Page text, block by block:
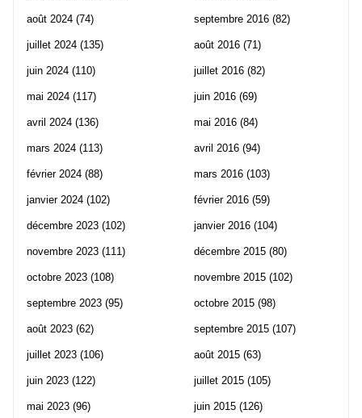
août 2024 (74)
juillet 2024 (135)
juin 2024 (110)
mai 2024 (117)
avril 2024 (136)
mars 2024 (113)
février 2024 (88)
janvier 2024 (102)
décembre 2023 (102)
novembre 2023 (111)
octobre 2023 (108)
septembre 2023 (95)
août 2023 (62)
juillet 2023 (106)
juin 2023 (122)
mai 2023 (96)
septembre 2016 (82)
août 2016 (71)
juillet 2016 (82)
juin 2016 (69)
mai 2016 (84)
avril 2016 (94)
mars 2016 (103)
février 2016 (59)
janvier 2016 (104)
décembre 2015 (80)
novembre 2015 (102)
octobre 2015 (98)
septembre 2015 (107)
août 2015 (63)
juillet 2015 (105)
juin 2015 (126)